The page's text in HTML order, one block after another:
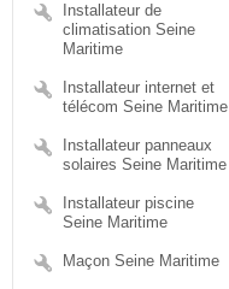
Installateur de
climatisation Seine
Maritime
Installateur internet et
télécom Seine Maritime
Installateur panneaux
solaires Seine Maritime
Installateur piscine
Seine Maritime
Maçon Seine Maritime